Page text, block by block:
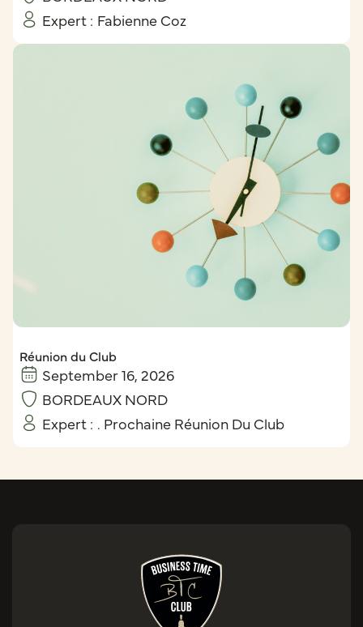
Expert : Fabienne Coz
Réunion du Club
September 16, 2026
BORDEAUX NORD
Expert : . Prochaine Réunion Du Club